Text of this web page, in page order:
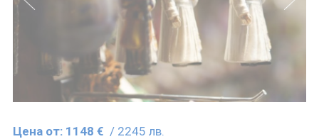
Запитване
Цена от: 1148 € / 2245 лв.